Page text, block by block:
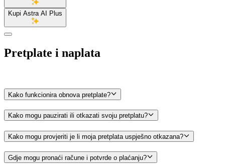
Kupi Astra AI Plus
Pretplate i naplata
Kako funkcionira obnova pretplate?
Kako mogu pauzirati ili otkazati svoju pretplatu?
Kako mogu provjeriti je li moja pretplata uspješno otkazana?
Gdje mogu pronaći račune i potvrde o plaćanju?